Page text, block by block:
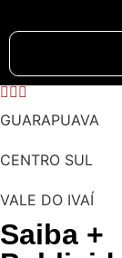
GUARAPUAVA
CENTRO SUL
VALE DO IVAÍ
Saiba +